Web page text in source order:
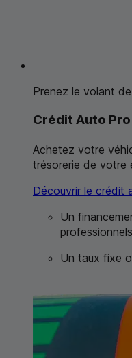
Prenez le volant
Crédit Auto
Achetez votre
trésorerie de votre
Découvrir le crédit
Un
professionnels
Un taux fixe